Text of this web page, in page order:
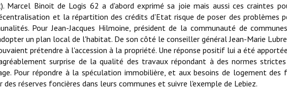
Marcel Binoit de Logis 62 a d'abord exprimé sa joie mais aussi ces craintes
et la répartition des crédits d'Etat risque de poser des problèmes
Pour Jean-Jacques Hilmoine, président de la communauté de
un plan local de l'habitat. De son côté le conseiller général Jean-Marie
prétendre à l'accession à la propriété. Une réponse positif lui a été
surprise de la qualité des travaux répondant à des normes
Pour répondre à la spéculation immobilière, et aux besoins de logement des
réserves foncières dans leurs communes et suivre l'exemple de Lebiez.